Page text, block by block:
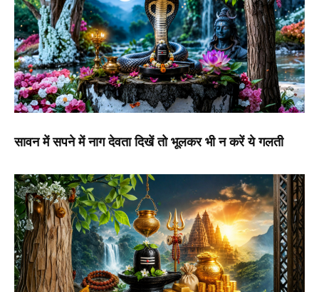
सावन में सपने में नाग देवता दिखें तो भूलकर भी न करें ये गलती